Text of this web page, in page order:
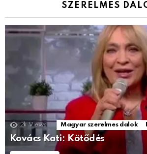
SZERELMES
2k Views Magyar szerelmes dalok
Kovács Kati: Kötődés